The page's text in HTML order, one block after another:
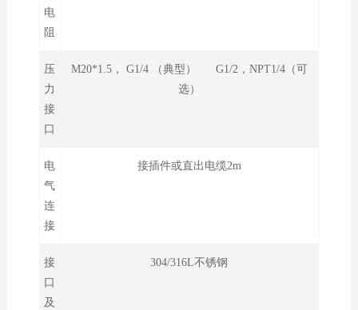
电
阻
压
力
接
口
M20*1.5， G1/4 （典型） G1/2，NPT1/4（可
选）
电
气
连
接
接插件或直出电缆2m
接
口
及
304/316L不锈钢